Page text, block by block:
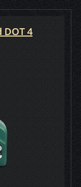
4